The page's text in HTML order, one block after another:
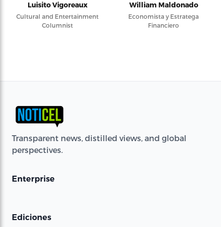
Luisito Vigoreaux
Cultural and Entertainment
Columnist
William Maldonado
Economista y Estratega
Financiero
Transparent news, distilled views, and global
perspectives.
Enterprise
Ediciones